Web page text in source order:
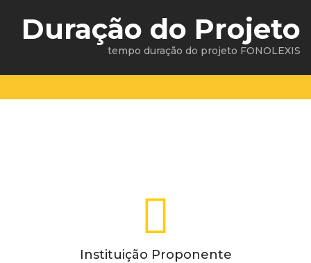
Duração do Projeto
tempo duração do projeto FONOLEXIS
Instituição Proponente